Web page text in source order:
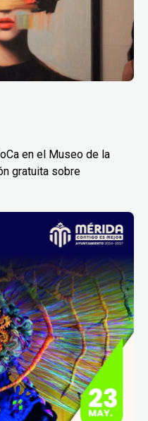
en el Museo de la
gratuita sobre